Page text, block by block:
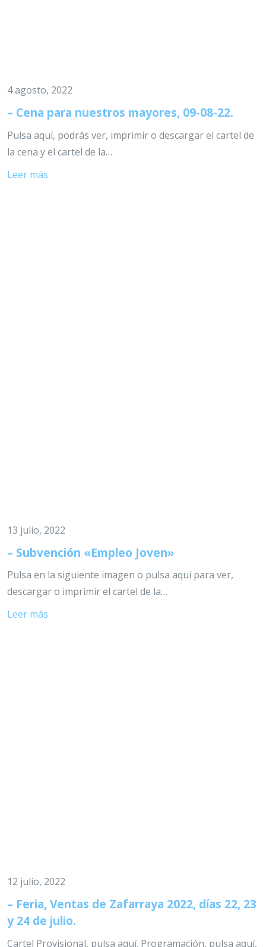
4 agosto, 2022
– Cena para nuestros mayores, 09-08-22.
Pulsa aquí, podrás ver, imprimir o descargar el cartel de
la cena y el cartel de la…
Leer más
13 julio, 2022
– Subvención «Empleo Joven»
Pulsa en la siguiente imagen o pulsa aquí para ver,
descargar o imprimir el cartel de la…
Leer más
12 julio, 2022
– Feria, Ventas de Zafarraya 2022, días 22, 23
y 24 de julio.
Cartel Provisional, pulsa aquí. Programación, pulsa aquí,